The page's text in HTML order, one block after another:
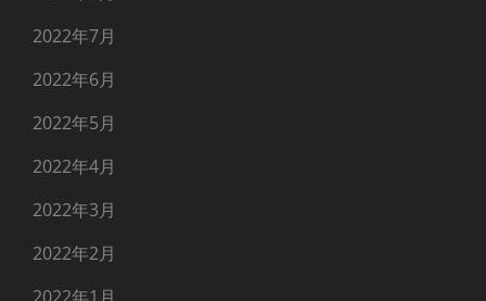
2022年7月
2022年6月
2022年5月
2022年4月
2022年3月
2022年2月